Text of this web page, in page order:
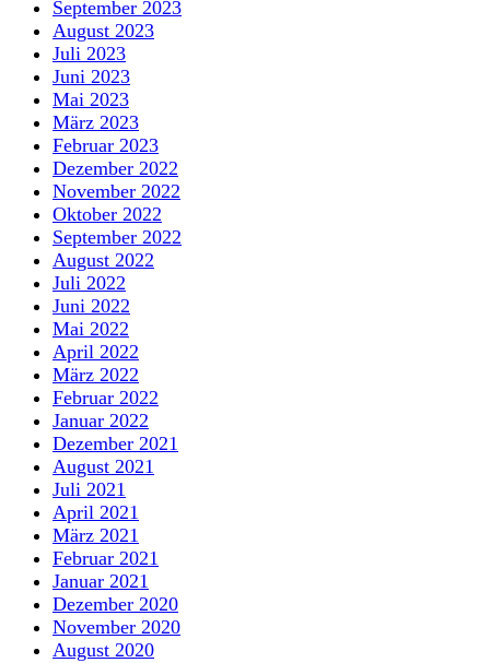
September 2023
August 2023
Juli 2023
Juni 2023
Mai 2023
März 2023
Februar 2023
Dezember 2022
November 2022
Oktober 2022
September 2022
August 2022
Juli 2022
Juni 2022
Mai 2022
April 2022
März 2022
Februar 2022
Januar 2022
Dezember 2021
August 2021
Juli 2021
April 2021
März 2021
Februar 2021
Januar 2021
Dezember 2020
November 2020
August 2020